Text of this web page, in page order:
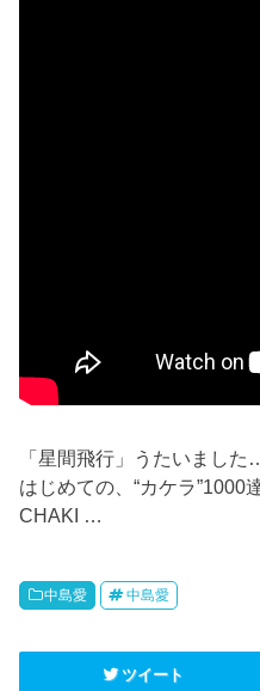
「星間飛行」うたいまし
はじめての、“カケラ”1000
CHAKI …
中島愛 中島愛
ツイート